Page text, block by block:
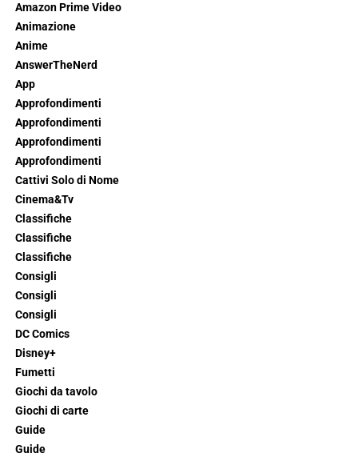
Amazon Prime Video
Animazione
Anime
AnswerTheNerd
App
Approfondimenti
Approfondimenti
Approfondimenti
Approfondimenti
Cattivi Solo di Nome
Cinema&Tv
Classifiche
Classifiche
Classifiche
Consigli
Consigli
Consigli
DC Comics
Disney+
Fumetti
Giochi da tavolo
Giochi di carte
Guide
Guide